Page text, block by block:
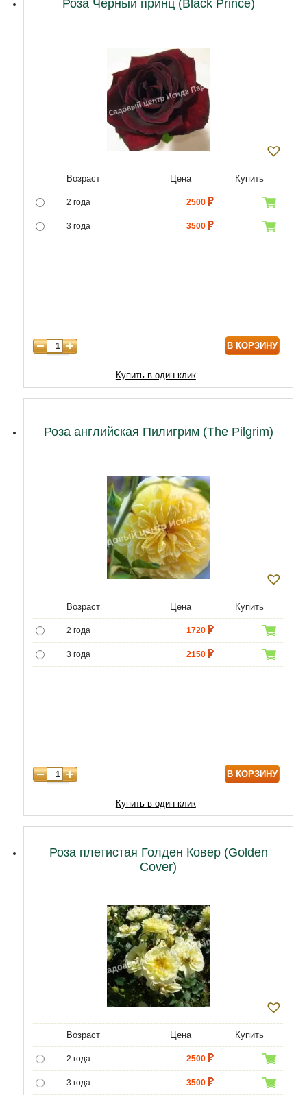
Роза Черный принц (Black Prince)
Возраст Цена Купить
2 года 2500
3 года 3500
В КОРЗИНУ
Купить в один клик
Роза английская Пилигрим (The Pilgrim)
Возраст Цена Купить
2 года 1720
3 года 2150
В КОРЗИНУ
Купить в один клик
Роза плетистая Голден Ковер (Golden
Cover)
Возраст Цена Купить
2 года 2500
3 года 3500